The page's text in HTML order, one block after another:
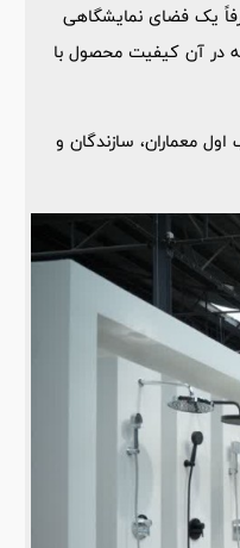
یک فضای نمایشگاهی
در آن کیفیت محصول با
معماران، سازندگان و